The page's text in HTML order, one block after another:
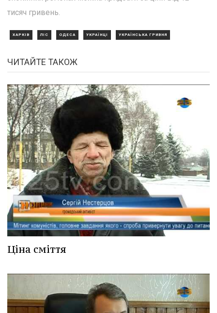
тисяч гривень.
ХАРКІВ ЛІС ОДЕСА УКРАЇНЦІ УКРАЇНСЬКА ГРИВНЯ
ЧИТАЙТЕ ТАКОЖ
Ціна сміття